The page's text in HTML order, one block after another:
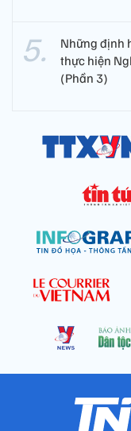
Những định
thực hiện
(Phần 3)